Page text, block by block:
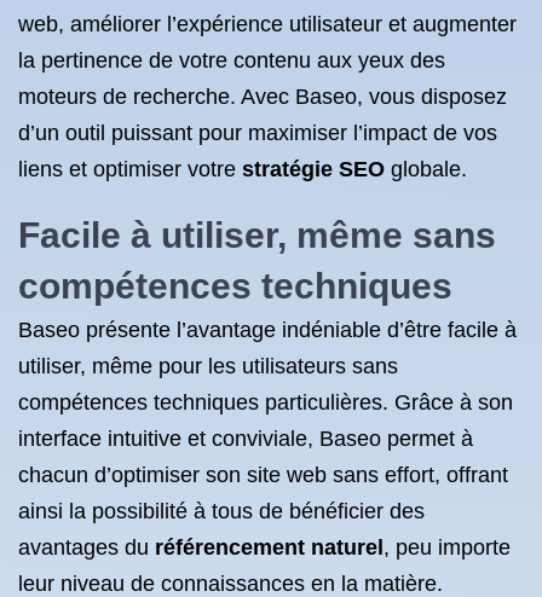
web, améliorer l’expérience utilisateur et augmenter
la pertinence de votre contenu aux yeux des
moteurs de recherche. Avec Baseo, vous disposez
d’un outil puissant pour maximiser l’impact de vos
liens et optimiser votre stratégie SEO globale.
Facile à utiliser, même sans
compétences techniques
Baseo présente l’avantage indéniable d’être facile à
utiliser, même pour les utilisateurs sans
compétences techniques particulières. Grâce à son
interface intuitive et conviviale, Baseo permet à
chacun d’optimiser son site web sans effort, offrant
ainsi la possibilité à tous de bénéficier des
avantages du référencement naturel , peu importe
leur niveau de connaissances en la matière.